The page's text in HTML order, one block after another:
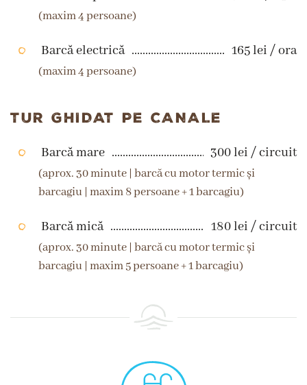
(maxim 4 persoane)
Barcă electrică 165 lei / ora
(maxim 4 persoane)
TUR GHIDAT PE CANALE
Barcă mare 300 lei / circuit
(aprox. 30 minute | barcă cu motor termic și
barcagiu | maxim 8 persoane + 1 barcagiu)
Barcă mică 180 lei / circuit
(aprox. 30 minute | barcă cu motor termic și
barcagiu | maxim 5 persoane + 1 barcagiu)